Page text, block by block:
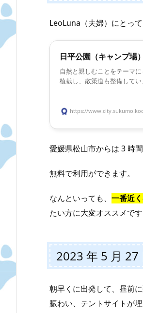
LeoLuna（夫婦）にとっ
日平公園（キャンプ場
自然と親しむことをテーマ
植栽し、散策道も整備して
https://
愛媛県松山市からは 3 時間
無料で利用ができます。
なんといっても、 一番近
たい方に大変オススメで
2023 年 5 月 27
朝早くに出発して、昼前
賑わい、テントサイトが